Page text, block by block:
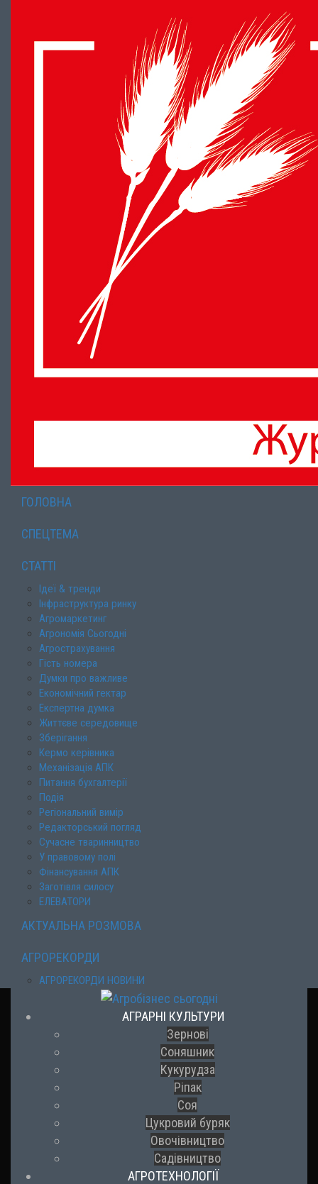
ГОЛОВНА
СПЕЦТЕМА
СТАТТІ
Ідеї & тренди
Інфраструктура ринку
Агромаркетинг
Агрономія Сьогодні
Агрострахування
Гість номера
Думки про важливе
Економічний гектар
Експертна думка
Життєве середовище
Зберігання
Кермо керівника
Механізація АПК
Питання бухгалтерії
Подія
Регіональний вимір
Редакторський погляд
Сучасне тваринництво
У правовому полі
Фінансування АПК
Заготівля силосу
ЕЛЕВАТОРИ
АКТУАЛЬНА РОЗМОВА
АГРОРЕКОРДИ
АГРОРЕКОРДИ НОВИНИ
АГРАРНІ КУЛЬТУРИ
Зернові
Соняшник
Кукурудза
Ріпак
Соя
Цукровий буряк
Овочівництво
Садівництво
АГРОТЕХНОЛОГІЇ